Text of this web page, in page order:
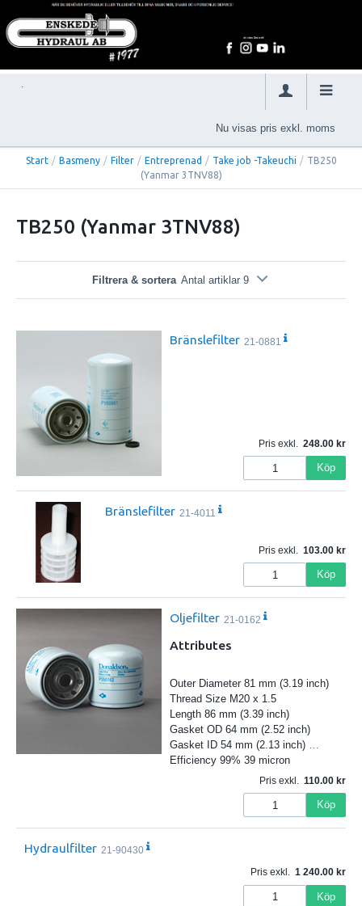
Nu visas pris exkl. moms
Start / Basmeny / Filter / Entreprenad / Take job -Takeuchi / TB250
(Yanmar 3TNV88)
TB250 (Yanmar 3TNV88)
Filtrera & sortera Antal artiklar 9
Bränslefilter 21-0881
Pris exkl. 248.00
Köp
Bränslefilter 21-4011
Pris exkl. 103.00
Köp
Oljefilter 21-0162
Attributes
Outer Diameter 81 mm (3.19 inch)
Thread Size M20 x 1.5
Length 86 mm (3.39 inch)
Gasket OD 64 mm (2.52 inch)
Gasket ID 54 mm (2.13 inch) …
Efficiency 99% 39 micron
Pris exkl. 110.00
Köp
Hydraulfilter 21-90430
Pris exkl. 1 240.00
Köp